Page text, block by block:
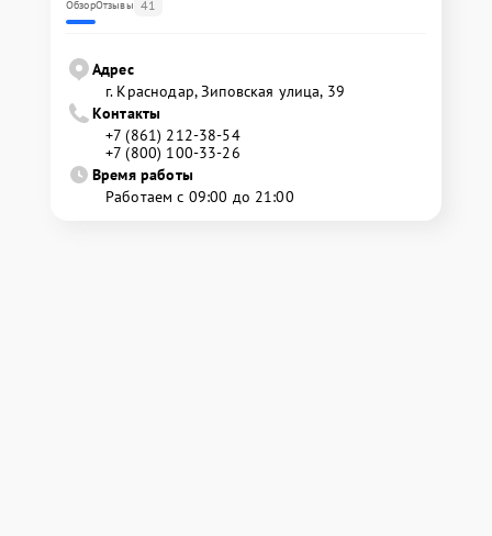
ОбзорОтзывы 41
Адрес
г. Краснодар, Зиповская улица, 39
Контакты
+7 (861) 212-38-54
+7 (800) 100-33-26
Время работы
Работаем с 09:00 до 21:00